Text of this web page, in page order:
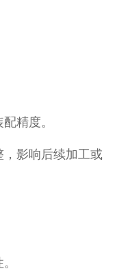
精度。
影响后续加工或